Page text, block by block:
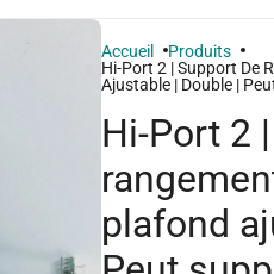
Accueil
Produits
Hi-Port 2 | Support De
Ajustable | Double |
Hi-Port 2
plafond